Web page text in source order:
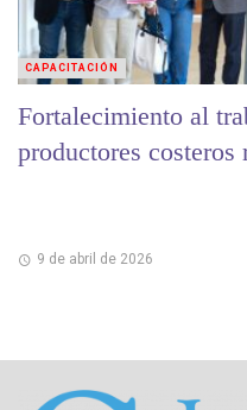
Fortalecimiento al
productores costeros
9 de abril de 2026
CAPACITACIÓN